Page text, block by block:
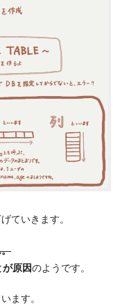
ていきます。
原因のようです。
ます。